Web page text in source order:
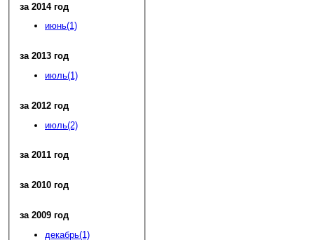
за 2014 год
июнь(1)
за 2013 год
июль(1)
за 2012 год
июль(2)
за 2011 год
за 2010 год
за 2009 год
декабрь(1)